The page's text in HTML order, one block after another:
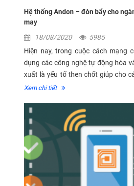
Hệ thống Andon – đòn bẩy cho
may
18/08/2020
5985
Hiện nay, trong cuộc cách mạng
dụng các công nghệ tự động hóa
xuất là yếu tố then chốt giúp cho
may bắt kịp, trụ vững và phát
Xem chi tiết